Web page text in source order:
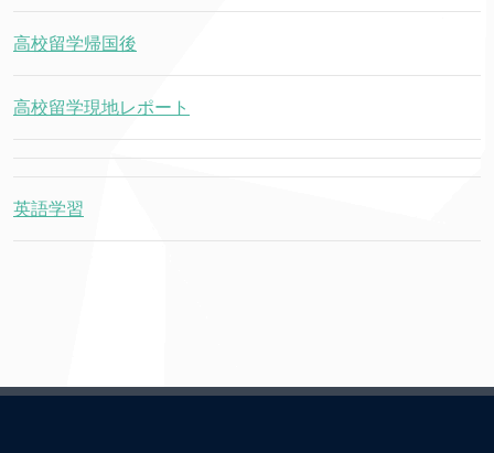
高校留学帰国後
高校留学現地レポート
英語学習